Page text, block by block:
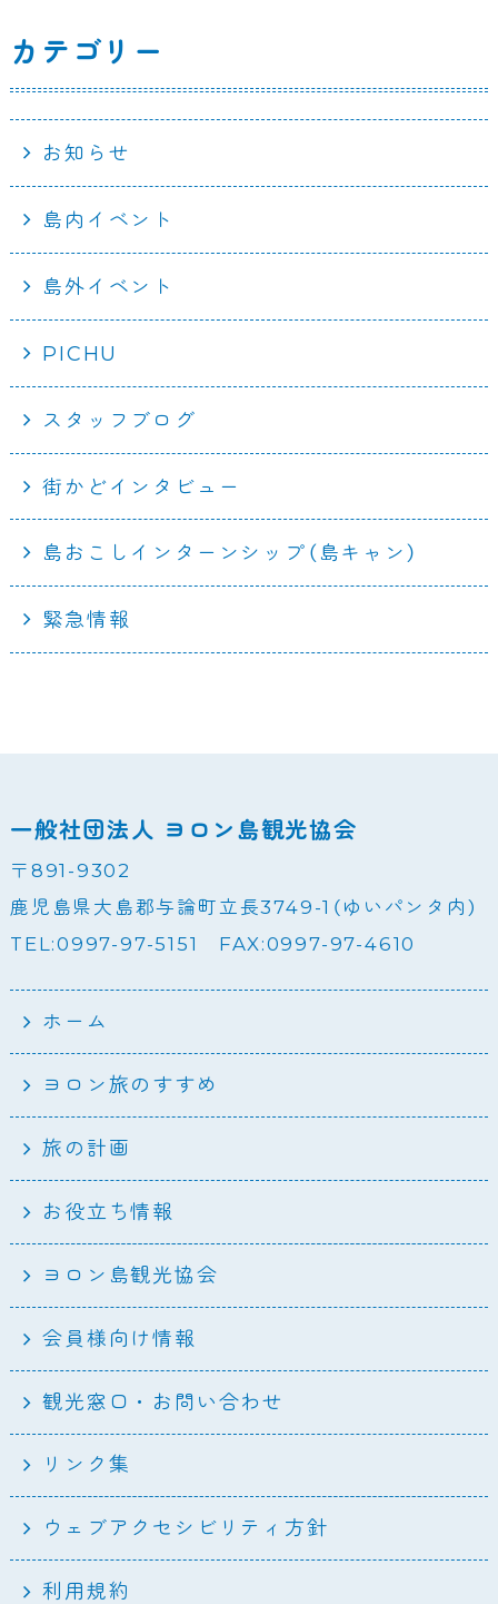
カテゴリー
お知らせ
島内イベント
島外イベント
PICHU
スタッフブログ
街かどインタビュー
島おこしインターンシップ（島キャン）
緊急情報
一般社団法人 ヨロン島観光協会
〒891-9302
鹿児島県大島郡与論町立長3749-1（ゆいパンタ内）
TEL:0997-97-5151 FAX:0997-97-4610
ホーム
ヨロン旅のすすめ
旅の計画
お役立ち情報
ヨロン島観光協会
会員様向け情報
観光窓口・お問い合わせ
リンク集
ウェブアクセシビリティ方針
利用規約